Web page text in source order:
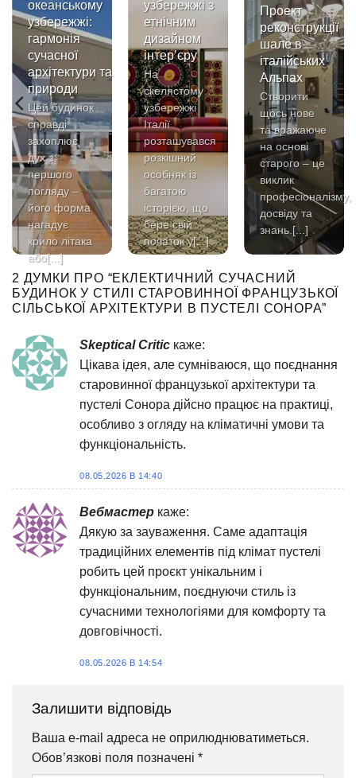
океанському
узбережжі:
гармонія
сучасної
архітектури та
природи
Цей будинок
справді
захоплює
дух з
першого
погляду –
його форма
нагадує
крило літака
або[...]
узбережжі з
етнічним
дизайном
інтер’єру
На
скелястому
узбережжі
Італії
розташувався
розкішний
особняк із
багатою
історією, що
бере свій
початок у[...]
Проект
реконструкції
шале в
італійських
Альпах
Створити
щось нове
та вражаюче
на основі
старого – це
виклик
професіоналізму,
досвіду та
знань.[...]
2 ДУМКИ ПРО “ЕКЛЕКТИЧНИЙ СУЧАСНИЙ
БУДИНОК У СТИЛІ СТАРОВИННОЇ ФРАНЦУЗЬКОЇ
СІЛЬСЬКОЇ АРХІТЕКТУРИ В ПУСТЕЛІ СОНОРА”
Skeptical Critic каже:
Цікава ідея, але сумніваюся, що поєднання
старовинної французької архітектури та
пустелі Сонора дійсно працює на практиці,
особливо з огляду на кліматичні умови та
функціональність.
08.05.2026 В 14:40
Вебмастер каже:
Дякую за зауваження. Саме адаптація
традиційних елементів під клімат пустелі
робить цей проєкт унікальним і
функціональним, поєднуючи стиль із
сучасними технологіями для комфорту та
довговічності.
08.05.2026 В 14:54
Залишити відповідь
Ваша e-mail адреса не оприлюднюватиметься.
Обов’язкові поля позначені *